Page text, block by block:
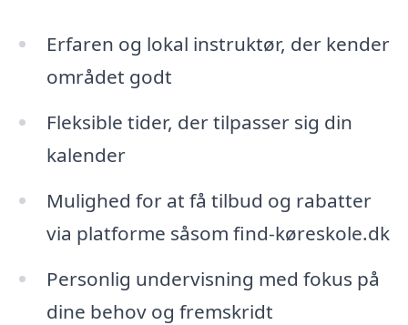
Erfaren og lokal instruktør, der kender
området godt
Fleksible tider, der tilpasser sig din
kalender
Mulighed for at få tilbud og rabatter
via platforme såsom find-køreskole.dk
Personlig undervisning med fokus på
dine behov og fremskridt